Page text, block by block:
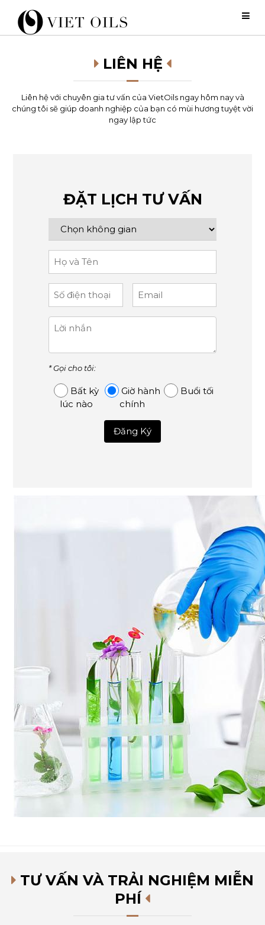
LIÊN HỆ
Liên hệ với chuyên gia tư vấn của VietOils ngay hôm nay và
chúng tôi sẽ giúp doanh nghiệp của bạn có mùi hương tuyệt vời
ngay lập tức
ĐẶT LỊCH TƯ VẤN
* Gọi cho tôi:
Bất kỳ
lúc nào
Giờ hành
chính
Buổi tối
Đăng Ký
TƯ VẤN VÀ TRẢI NGHIỆM MIỄN
PHÍ